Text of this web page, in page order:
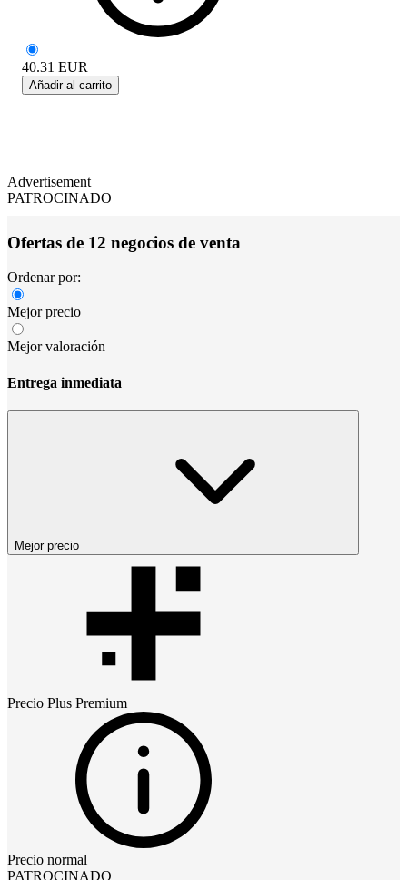
40.31 EUR
Añadir al carrito
Advertisement
PATROCINADO
Ofertas de 12 negocios de venta
Ordenar por:
Mejor precio
Mejor valoración
Entrega inmediata
Mejor precio
Precio Plus Premium
Precio normal
PATROCINADO